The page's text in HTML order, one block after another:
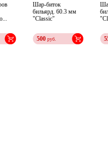
Шар-биток
бильярд. 60.3 мм
"Classic"
500 руб.